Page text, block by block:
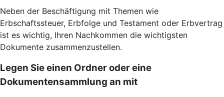
Neben der Beschäftigung mit Themen wie
Erbschaftssteuer, Erbfolge und Testament oder Erbvertrag
ist es wichtig, Ihren Nachkommen die wichtigsten
Dokumente zusammenzustellen.
Legen Sie einen Ordner oder eine
Dokumentensammlung an mit